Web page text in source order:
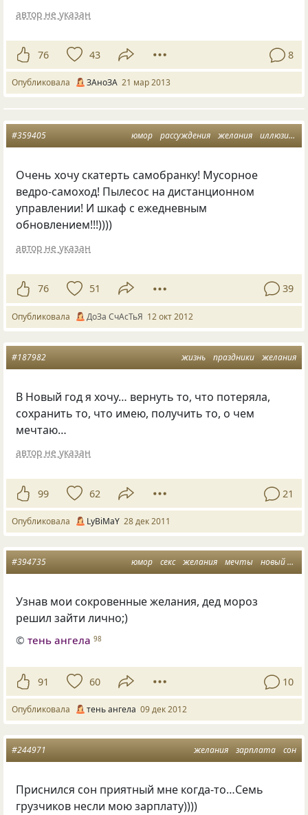
автор не указан
76 43 8
Опубликовала ЗАноЗА 21 мар 2013
юмор рассуждения желания иллюзии
#359405
Очень хочу скатерть самобранку! Мусорное
ведро-самоход! Пылесос на дистанционном
управлении! И шкаф с ежедневным
обновлением!!!))))
автор не указан
76 51 39
Опубликовала ДоЗа СчАсТьЯ 12 окт 2012
жизнь праздники желания
#187982
В Новый год я хочу… вернуть то, что потеряла,
сохранить то, что имею, получить то, о чем
мечтаю…
автор не указан
99 62 21
Опубликовала LyBiMaY 28 дек 2011
юмор секс желания мечты новый год
#394735
Узнав мои сокровенные желания, дед мороз
решил зайти лично;)
©тень ангела 98
91 60 10
Опубликовала тень ангела 09 дек 2012
желания зарплата сон
#244971
Приснился сон приятный мне когда-то…Семь
грузчиков несли мою зарплату))))